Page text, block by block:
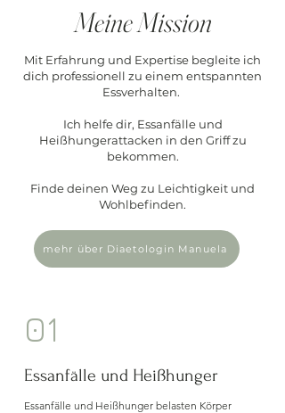
Meine Mission
Mit Erfahrung und Expertise begleite ich
dich professionell zu einem entspannten
Essverhalten.
Ich helfe dir, Essanfälle und
Heißhungerattacken in den Griff zu
bekommen.
Finde deinen Weg zu Leichtigkeit und
Wohlbefinden.
mehr über Diaetologin Manuela
01
Essanfälle und Heißhunger
Essanfälle und Heißhunger belasten Körper